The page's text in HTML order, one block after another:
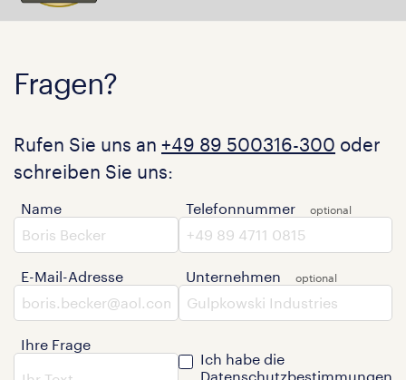
Fragen?
Rufen Sie uns an +49 89 500316-300 oder
schreiben Sie uns:
Name
E-Mail-Adresse
Ihre Frage
Telefonnummer
Unternehmen
Ich habe die
Datenschutzbestimmungen